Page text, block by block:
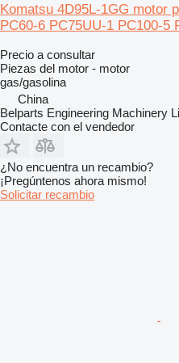
Komatsu 4D95L-1GG motor
PC60‑6 PC75UU‑1
Precio a consultar
Piezas del motor - motor
gas/gasolina
China
Belparts Engineering Machinery
Contacte con el vendedor
¿No encuentra un recambio?
¡Pregúntenos ahora mismo!
Solicitar recambio